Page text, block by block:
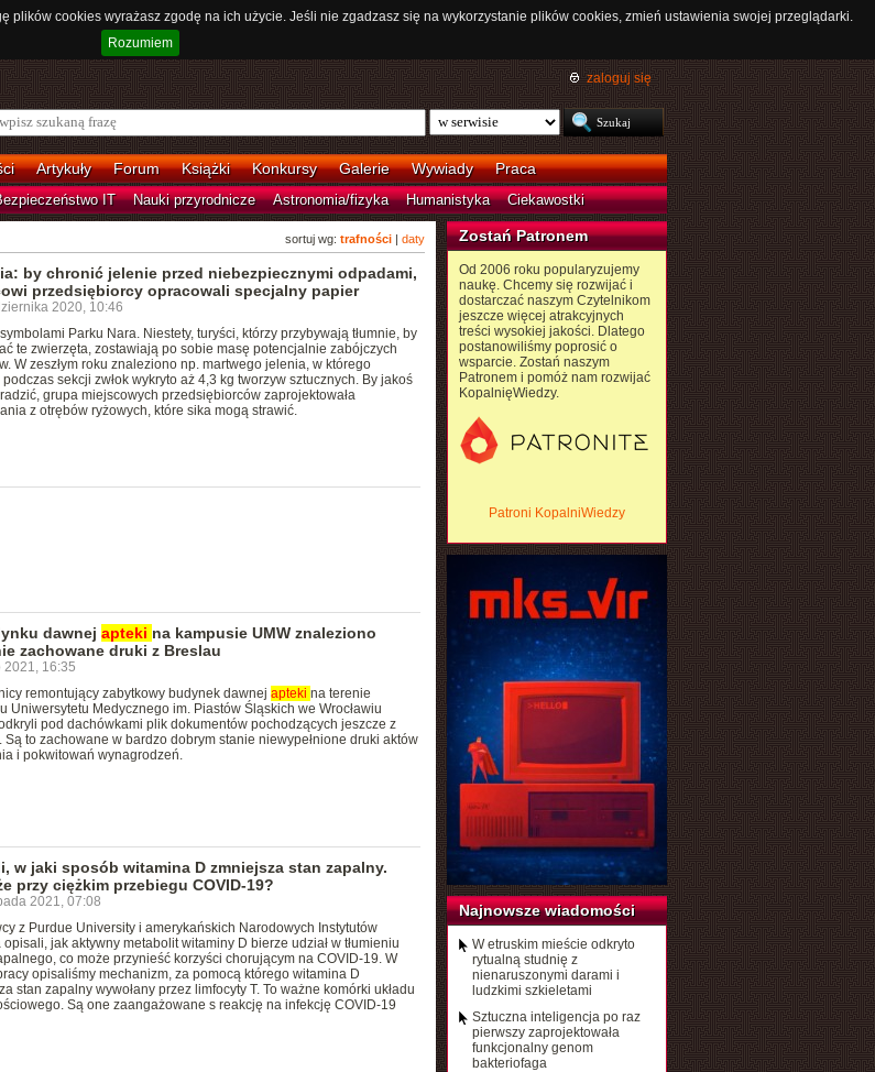
plików cookies wyrażasz zgodę na ich użycie. Jeśli nie zgadzasz się na wykorzystanie plików cookies, zmień ustawienia swojej przeglądarki.
Rozumiem
zaloguj się
Artykuły Forum Książki Konkursy Galerie Wywiady Praca
IT Nauki przyrodnicze Astronomia/fizyka Humanistyka Ciekawostki
sortuj wg: trafności| daty
by chronić jelenie przed niebezpiecznymi odpadami,
przedsiębiorcy opracowali specjalny papier
2020, 10:46
Parku Nara. Niestety, turyści, którzy przybywają tłumnie, by
te zwierzęta, zostawiają po sobie masę potencjalnie zabójczych
W zeszłym roku znaleziono np. martwego jelenia, w którego
podczas sekcji zwłok wykryto aż 4,3 kg tworzyw sztucznych. By jakoś
grupa miejscowych przedsiębiorców zaprojektowała
z otrębów ryżowych, które sika mogą strawić.
dawnej apteki na kampusie UMW znaleziono
zachowane druki z Breslau
2021, 16:35
remontujący zabytkowy budynek dawnej apteki na terenie
Uniwersytetu Medycznego im. Piastów Śląskich we Wrocławiu
pod dachówkami plik dokumentów pochodzących jeszcze z
Są to zachowane w bardzo dobrym stanie niewypełnione druki aktów
i pokwitowań wynagrodzeń.
w jaki sposób witamina D zmniejsza stan zapalny.
przy ciężkim przebiegu COVID-19?
2021, 07:08
z Purdue University i amerykańskich Narodowych Instytutów
opisali, jak aktywny metabolit witaminy D bierze udział w tłumieniu
co może przynieść korzyści chorującym na COVID-19. W
opisaliśmy mechanizm, za pomocą którego witamina D
stan zapalny wywołany przez limfocyty T. To ważne komórki układu
Są one zaangażowane s reakcję na infekcję COVID-19
Zostań Patronem
Od 2006 roku popularyzujemy
naukę. Chcemy się rozwijać i
dostarczać naszym Czytelnikom
jeszcze więcej atrakcyjnych
treści wysokiej jakości. Dlatego
postanowiliśmy poprosić o
wsparcie. Zostań naszym
Patronem i pomóż nam rozwijać
KopalnięWiedzy.
Patroni KopalniWiedzy
Najnowsze wiadomości
W etruskim mieście odkryto
rytualną studnię z
nienaruszonymi darami i
ludzkimi szkieletami
Sztuczna inteligencja po raz
pierwszy zaprojektowała
funkcjonalny genom
bakteriofaga